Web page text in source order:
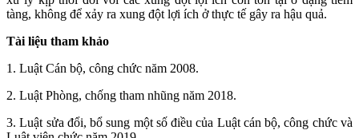
tàng, không để xảy ra xung đột lợi ích ở thực tế gây ra hậu quả.
Tài liệu tham khảo
1. Luật Cán bộ, công chức năm 2008.
2. Luật Phòng, chống tham nhũng năm 2018.
3. Luật sửa đổi, bổ sung một số điều của Luật cán bộ, công chức và